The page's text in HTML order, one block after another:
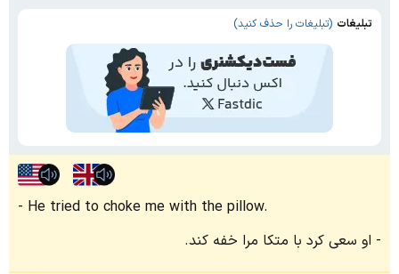
تبلیغات (تبلیغات را حذف کنید)
He tried to choke me with the pillow.
او سعی کرد با متکا مرا خفه کند.